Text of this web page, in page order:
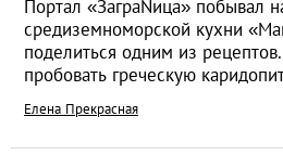
Портал «ЗаграNица» побывал
средиземноморской кухни
поделиться одним из
пробовать греческую
Елена Прекрасная